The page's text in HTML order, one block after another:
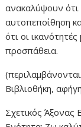
ανακαλύψουν ότι
αυτοπεποίθηση
ότι οι
προσπάθεια.
Βιβλιοθήκη,
Σχετικός Άξονας